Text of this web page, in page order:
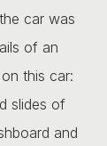
car was
of an
this car:
slides of
and